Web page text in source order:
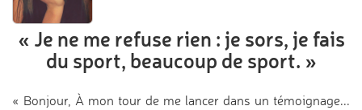
« Je ne me refuse rien : je sors, je fais
du sport, beaucoup de sport. »
« Bonjour, À mon tour de me lancer dans un témoignage...